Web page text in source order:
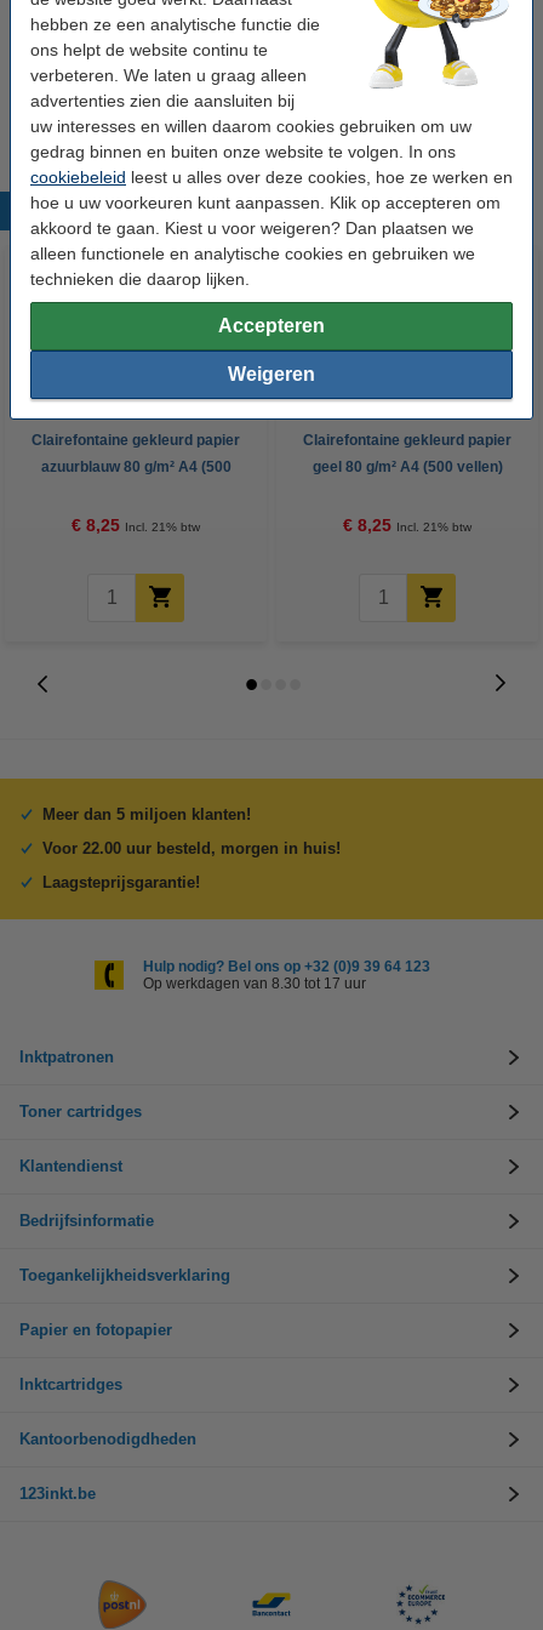
hebben ze een analytische functie die
ons helpt de website continu te
verbeteren. We laten u graag alleen
advertenties zien die aansluiten bij
uw interesses en willen daarom cookies gebruiken om uw
gedrag binnen en buiten onze website te volgen. In ons
cookiebeleid leest u alles over deze cookies, hoe ze werken en
hoe u uw voorkeuren kunt aanpassen. Klik op accepteren om
akkoord te gaan. Kiest u voor weigeren? Dan plaatsen we
alleen functionele en analytische cookies en gebruiken we
technieken die daarop lijken.
Accepteren
Weigeren
Winstpakker!
Aanbieding: 5x Clairefontaine gekleurd papier
zalm 80 g/m² A4 (500 vellen)
€ 39,95
Populaire producten
Clairefontaine gekleurd papier
azuurblauw 80 g/m² A4 (500
€ 8,25 Incl. 21% btw
Clairefontaine gekleurd papier
geel 80 g/m² A4 (500 vellen)
€ 8,25 Incl. 21% btw
Meer dan 5 miljoen klanten!
Voor 22.00 uur besteld, morgen in huis!
Laagsteprijsgarantie!
Hulp nodig? Bel ons op +32 (0)9 39 64 123
Op werkdagen van 8.30 tot 17 uur
Inktpatronen
Toner cartridges
Klantendienst
Bedrijfsinformatie
Toegankelijkheidsverklaring
Papier en fotopapier
Inktcartridges
Kantoorbenodigdheden
123inkt.be